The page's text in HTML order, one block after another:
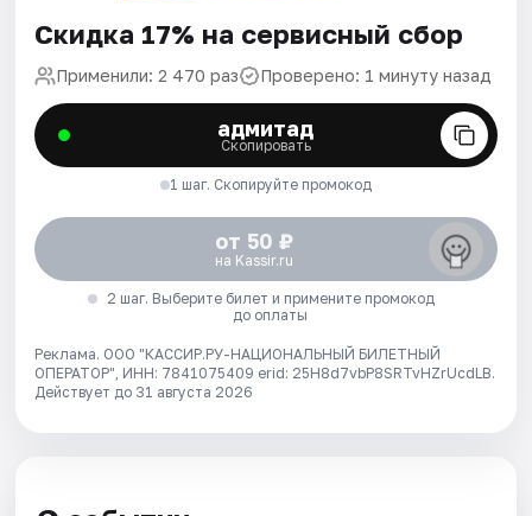
Скидка 17% на сервисный сбор
Применили: 2 470 раз Проверено: 1 минуту назад
адмитад
Скопировать
1 шаг. Скопируйте промокод
от 50 ₽
на Kassir.ru
2 шаг. Выберите билет и примените промокод
до оплаты
Реклама. ООО "КАССИР.РУ-НАЦИОНАЛЬНЫЙ БИЛЕТНЫЙ
ОПЕРАТОР", ИНН: 7841075409 erid: 25H8d7vbP8SRTvHZrUcdLB.
Действует до 31 августа 2026